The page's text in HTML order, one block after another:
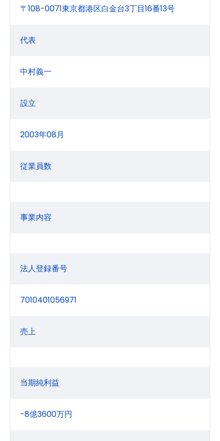
〒108-0071東京都港区白金台3丁目16番13号
代表
中村義一
設立
2003年08月
従業員数
事業内容
法人登録番号
7010401056971
売上
当期純利益
-8億3600万円